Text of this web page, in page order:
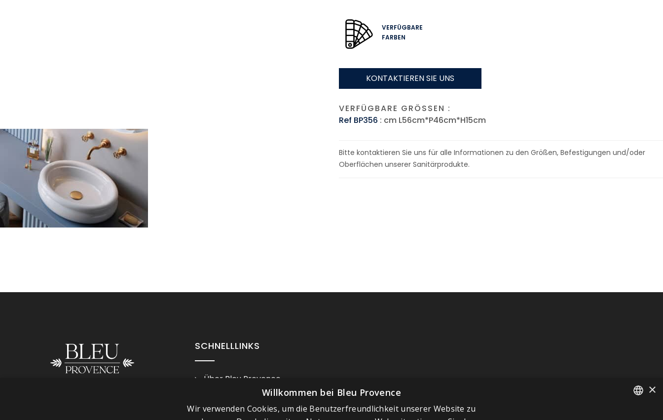
VERFÜGBARE
FARBEN
KONTAKTIEREN SIE UNS
VERFÜGBARE GRÖSSEN :
Ref BP356 : cm L56cm*P46cm*H15cm
Bitte kontaktieren Sie uns für alle Informationen zu den Größen, Befestigungen und/oder
Oberflächen unserer Sanitärprodukte.
SCHNELLLINKS
Über Bleu Provence
Geschäftsbedingungen
×
Willkommen bei Bleu Provence
Wir verwenden Cookies, um die Benutzerfreundlichkeit unserer Website zu